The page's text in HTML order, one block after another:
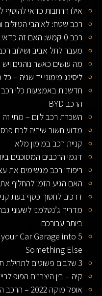
אילו הרחבות כדאי להוסיף
רכב שטח: לאוהבי הטיולים
רכב 0 קמש: האם זה כדאי ומה היתרונות
מעבר לתל אביב ושילוב
מה עושים כאשר נוהגים
ליסינג מימוני יד שניה –
חדשנות באמצעות כלי
הרכב BYD
השכרת רכב ליום – מתי
מדוע חשוב שיהיה לכם
קניית רכב במימון מלא
דגמי הרכבים המסוכנים
ריפודי רכב מגשימים את
האם הגיע הזמן להחליף
דרכים לחסוך כסף בעת
מדריך ג’נטלמני לשעוני
ביותר עבורכם
your Car Garage into
Something Else
3 שלבים פשוטים לתחילת תהליך הגשת בקשה למימון רכב
קיה – בין היצרנים
אופל מוקה 2022 – הרכב המושלם למשפחות?